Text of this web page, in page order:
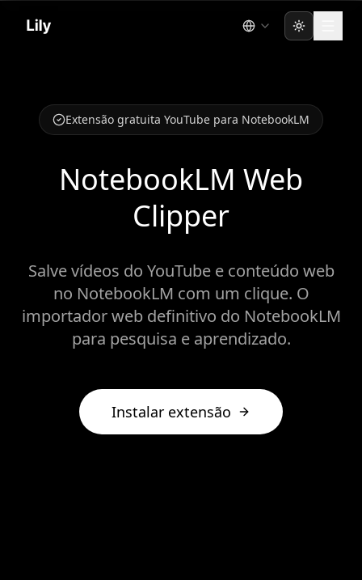
Toggle
Extensão gratuita YouTube para NotebookLM
NotebookLM Web
Clipper
Salve vídeos do YouTube e conteúdo web
no NotebookLM com um clique. O
importador web definitivo do NotebookLM
para pesquisa e aprendizado.
Instalar extensão